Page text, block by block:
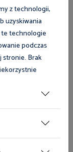
konferencji
konieczności
obszarze, w
-
polskich
takie jak
w
z technologii,
uzyskiwania
technologie
podczas
Brak
ją wycofać lub
przycisk
informacji